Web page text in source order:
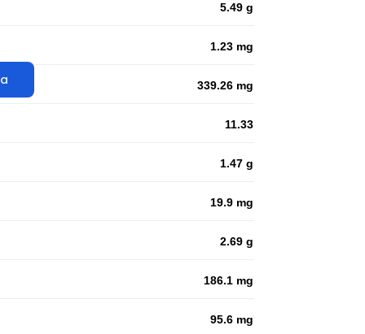
5.49 g
1.23 mg
339.26 mg
11.33
1.47 g
19.9 mg
2.69 g
186.1 mg
95.6 mg